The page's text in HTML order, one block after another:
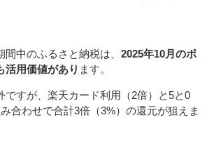
中のふるさと納税は、 2025年10月のポ
活用価値があり ます。
ですが、楽天カード利用（2倍）と5と0
合わせで合計3倍（3%）の還元が狙えま